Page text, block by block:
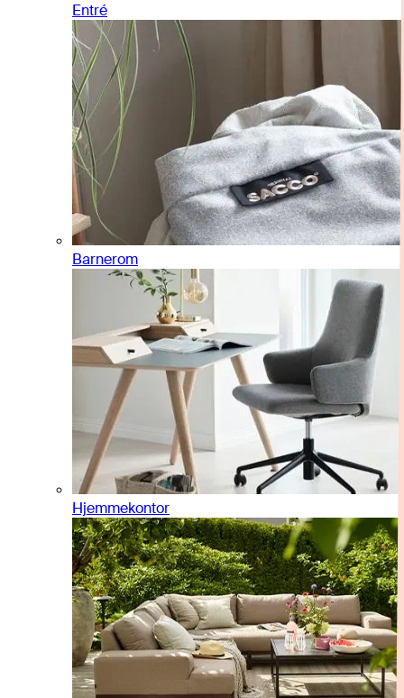
Entré
Barnerom
Hjemmekontor